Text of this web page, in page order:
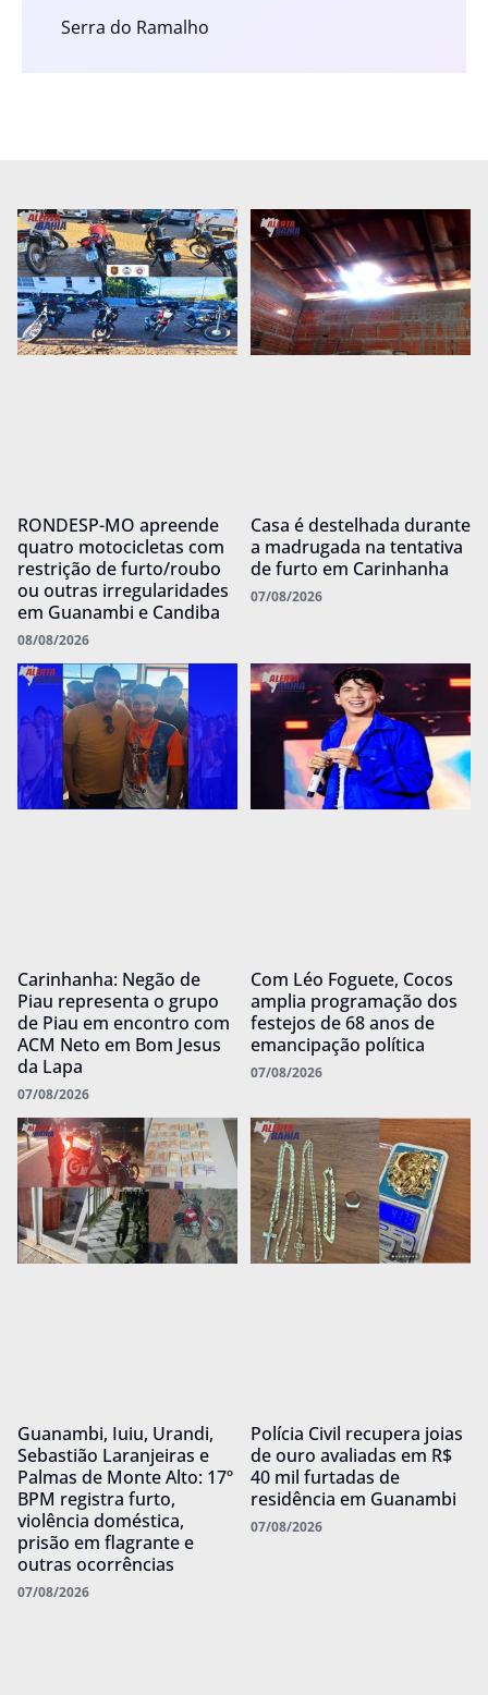
Serra do Ramalho
RONDESP-MO apreende
quatro motocicletas com
restrição de furto/roubo
ou outras irregularidades
em Guanambi e Candiba
08/08/2026
Casa é destelhada durante
a madrugada na tentativa
de furto em Carinhanha
07/08/2026
Carinhanha: Negão de
Piau representa o grupo
de Piau em encontro com
ACM Neto em Bom Jesus
da Lapa
07/08/2026
Com Léo Foguete, Cocos
amplia programação dos
festejos de 68 anos de
emancipação política
07/08/2026
Guanambi, Iuiu, Urandi,
Sebastião Laranjeiras e
Palmas de Monte Alto: 17º
BPM registra furto,
violência doméstica,
prisão em flagrante e
outras ocorrências
07/08/2026
Polícia Civil recupera joias
de ouro avaliadas em R$
40 mil furtadas de
residência em Guanambi
07/08/2026